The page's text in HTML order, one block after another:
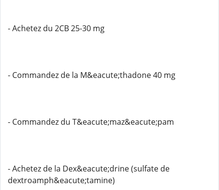
- Achetez du 2CB 25-30 mg
- Commandez de la M&eacute;thadone 40 mg
- Commandez du T&eacute;maz&eacute;pam
- Achetez de la Dex&eacute;drine (sulfate de
dextroamph&eacute;tamine)